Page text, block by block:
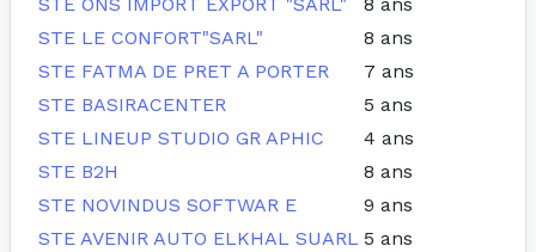
STE LE CONFORT"SARL"
8 ans
STE FATMA DE PRET A PORTER
7 ans
STE BASIRACENTER
5 ans
STE LINEUP STUDIO GR APHIC
4 ans
STE B2H
8 ans
STE NOVINDUS SOFTWAR E
9 ans
STE AVENIR AUTO ELKHAL SUARL 5 ans